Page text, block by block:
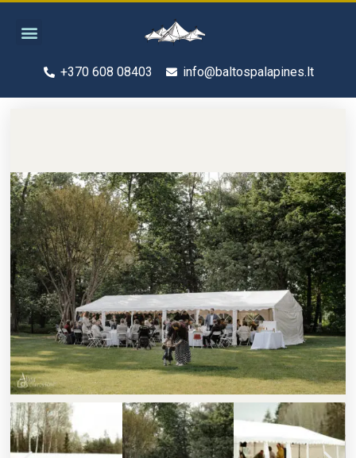
Menu
+370 608 08403 info@baltospalapines.lt